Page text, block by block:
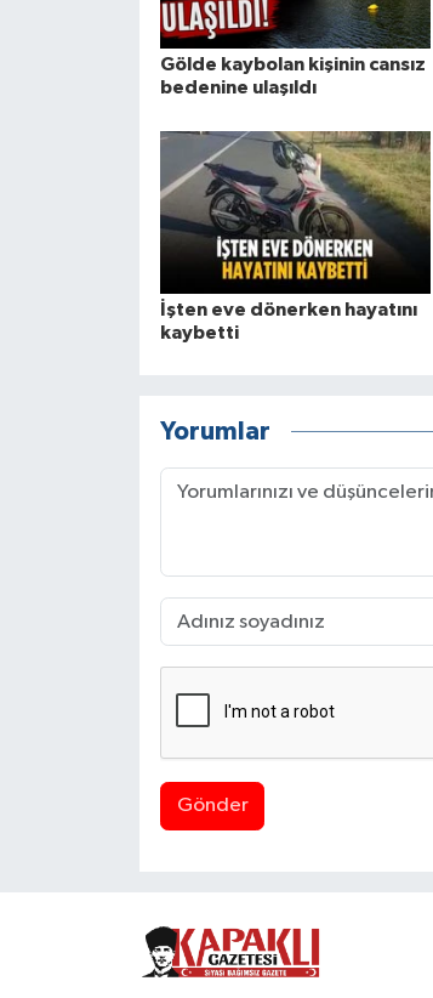
Gölde kaybolan kişinin cansız
bedenine ulaşıldı
İşten eve dönerken hayatını
kaybetti
Yorumlar
Gönder